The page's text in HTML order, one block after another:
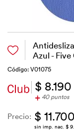
Azul - Five
Código: V01075
$ 8.190
+ 40 puntos
Precio: $ 11.700
sin imp. nac. $